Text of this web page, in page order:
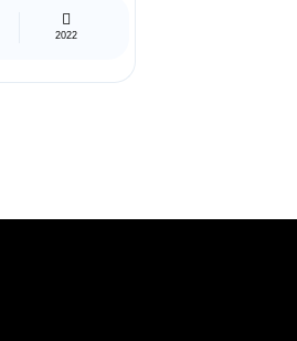
2022